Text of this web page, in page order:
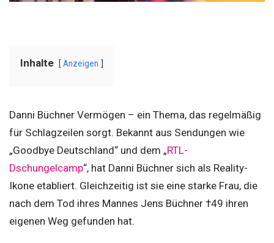
Inhalte Anzeigen
Danni Büchner Vermögen – ein Thema, das regelmäßig
für Schlagzeilen sorgt. Bekannt aus Sendungen wie
„Goodbye Deutschland“ und dem „RTL-
Dschungelcamp“, hat Danni Büchner sich als Reality-
Ikone etabliert. Gleichzeitig ist sie eine starke Frau, die
nach dem Tod ihres Mannes Jens Büchner †49 ihren
eigenen Weg gefunden hat.